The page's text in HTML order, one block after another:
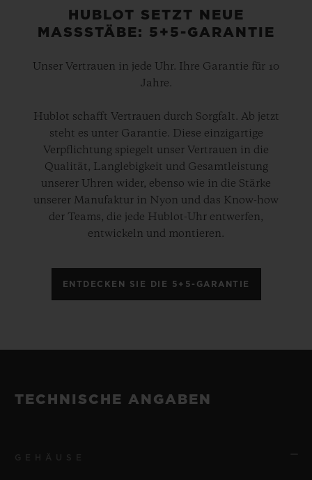
HUBLOT SETZT NEUE
MASSSTÄBE: 5+5-GARANTIE
Unser Vertrauen in jede Uhr. Ihre Garantie für 10
Jahre.
Hublot schafft Vertrauen durch Sorgfalt. Ab jetzt
steht es unter Garantie. Diese einzigartige
Verpflichtung spiegelt unser Vertrauen in die
Qualität, Langlebigkeit und Gesamtleistung
unserer Uhren wider, ebenso wie in die Stärke
unserer Manufaktur in Nyon und das Know-how
der Teams, die jede Hublot-Uhr entwerfen,
entwickeln und montieren.
ENTDECKEN SIE DIE 5+5-GARANTIE
TECHNISCHE ANGABEN